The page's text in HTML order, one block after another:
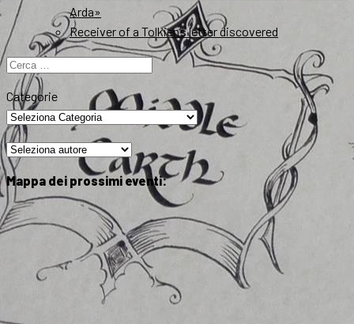
Arda»
Receiver of a Tolkien’s letter discovered
Ricerca
per:
Categorie
Mappa dei prossimi eventi: